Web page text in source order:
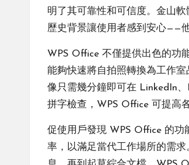
明了其可靠性和可信度。金山
歷史背景讓使用者感到安心——
WPS Office 不僅提供出色的功
能夠快速將自拍照轉換為工作
像只需幾分鐘即可在 LinkedIn
拼字檢查，WPS Office 可提高
促使用戶發現 WPS Office 的功
率，以滿足當代工作場所的需